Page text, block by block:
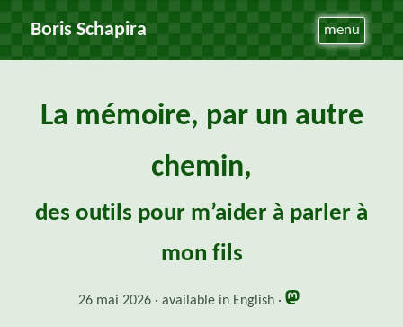
Boris Schapira menu
La mémoire, par un autre
chemin,
des outils pour m’aider à parler à
mon fils
26 mai 2026 available in English